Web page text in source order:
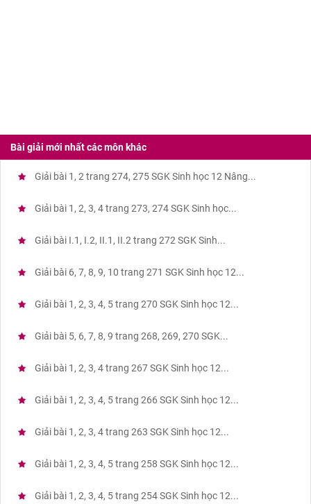
Bài giải mới nhất các môn khác
Giải bài 1, 2 trang 274, 275 SGK Sinh học 12 Nâng...
Giải bài 1, 2, 3, 4 trang 273, 274 SGK Sinh học...
Giải bài I.1, I.2, II.1, II.2 trang 272 SGK Sinh...
Giải bài 6, 7, 8, 9, 10 trang 271 SGK Sinh học 12...
Giải bài 1, 2, 3, 4, 5 trang 270 SGK Sinh học 12...
Giải bài 5, 6, 7, 8, 9 trang 268, 269, 270 SGK...
Giải bài 1, 2, 3, 4 trang 267 SGK Sinh học 12...
Giải bài 1, 2, 3, 4, 5 trang 266 SGK Sinh học 12...
Giải bài 1, 2, 3, 4 trang 263 SGK Sinh học 12...
Giải bài 1, 2, 3, 4, 5 trang 258 SGK Sinh học 12...
Giải bài 1, 2, 3, 4, 5 trang 254 SGK Sinh học 12...